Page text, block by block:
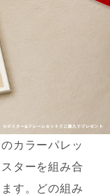
カラーパレッ
ターを組み合
す。どの組み